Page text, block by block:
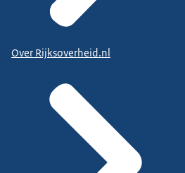
Over Rijksoverheid.nl